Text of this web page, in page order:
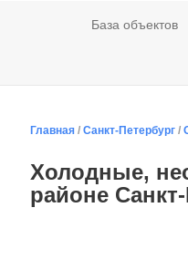
База объектов
Главная / Санкт-Петербург /
Холодные,
районе